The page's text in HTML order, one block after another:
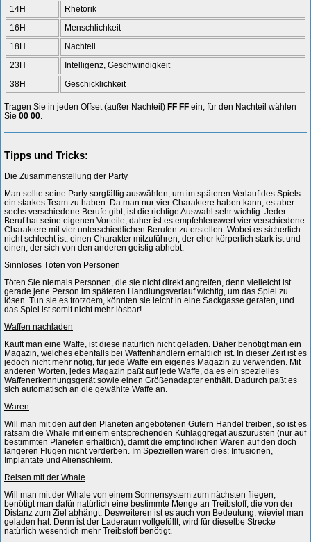
14H
Rhetorik
16H
Menschlichkeit
18H
Nachteil
23H
Intelligenz, Geschwindigkeit
38H
Geschicklichkeit
Tragen Sie in jeden Offset (außer Nachteil) FF FF ein; für den Nachteil wählen
Sie 00 00
Tipps und Tricks:
Die Zusammenstellung der Party
Man sollte seine Party sorgfältig auswählen, um im späteren Verlauf des Spiels
ein starkes Team zu haben. Da man nur vier Charaktere haben kann, es aber
sechs verschiedene Berufe gibt, ist die richtige Auswahl sehr wichtig. Jeder
Beruf hat seine eigenen Vorteile, daher ist es empfehlenswert vier verschiedene
Charaktere mit vier unterschiedlichen Berufen zu erstellen. Wobei es sicherlich
nicht schlecht ist, einen Charakter mitzuführen, der eher körperlich stark ist und
einen, der sich von den anderen geistig abhebt.
Sinnloses Töten von Personen
Töten Sie niemals Personen, die sie nicht direkt angreifen, denn vielleicht ist
gerade jene Person im späteren Handlungsverlauf wichtig, um das Spiel zu
lösen. Tun sie es trotzdem, könnten sie leicht in eine Sackgasse geraten, und
das Spiel ist somit nicht mehr lösbar!
Waffen nachladen
Kauft man eine Waffe, ist diese natürlich nicht geladen. Daher benötigt man ein
Magazin, welches ebenfalls bei Waffenhändlern erhältlich ist. In dieser Zeit ist es
jedoch nicht mehr nötig, für jede Waffe ein eigenes Magazin zu verwenden. Mit
anderen Worten, jedes Magazin paßt auf jede Waffe, da es ein spezielles
Waffenerkennungsgerät sowie einen Größenadapter enthält. Dadurch paßt es
sich automatisch an die gewählte Waffe an.
Waren
Will man mit den auf den Planeten angebotenen Gütern Handel treiben, so ist es
ratsam die Whale mit einem entsprechenden Kühlaggregat auszurüsten (nur auf
bestimmten Planeten erhältlich), damit die empfindlichen Waren auf den doch
längeren Flügen nicht verderben. Im Speziellen wären dies: Infusionen,
Implantate und Alienschleim.
Reisen mit der Whale
Will man mit der Whale von einem Sonnensystem zum nächsten fliegen,
benötigt man dafür natürlich eine bestimmte Menge an Treibstoff, die von der
Distanz zum Ziel abhängt. Desweiteren ist es auch von Bedeutung, wieviel man
geladen hat. Denn ist der Laderaum vollgefüllt, wird für dieselbe Strecke
natürlich wesentlich mehr Treibstoff benötigt.